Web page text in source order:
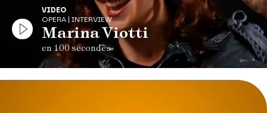
VIDEO
OPERA | INTERVIEW
Marina Viotti
en 100 secondes